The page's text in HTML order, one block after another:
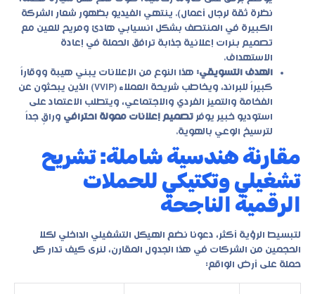
نظرة ثقة لرجال أعمال). ينتهي الفيديو بظهور شعار الشركة
الكبيرة في المنتصف بشكل انسيابي هادئ ومريح للعين مع
تصميم بنرات إعلانية جذابة ترافق الحملة في إعادة
الاستهداف.
الهدف التسويقي: هذا النوع من الإعلانات يبني هيبة ووقاراً
كبيراً للبراند، ويخاطب شريحة العملاء (VVIP) الذين يبحثون عن
الفخامة والتميز الفردي والاجتماعي، ويتطلب الاعتماد على
استوديو خبير يوفر تصميم إعلانات ممولة احترافي وراقٍ جداً
لترسيخ الوعي بالهوية.
مقارنة هندسية شاملة: تشريح
تشغيلي وتكتيكي للحملات
الرقمية الناجحة
لتبسيط الرؤية أكثر، دعونا نضع الهيكل التشغيلي الداخلي لكلا
الحجمين من الشركات في هذا الجدول المقارن، لنرى كيف تدار كل
حملة على أرض الواقع: